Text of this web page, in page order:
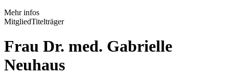
Mehr infos
MitgliedTitelträger
Frau Dr. med. Gabrielle
Neuhaus